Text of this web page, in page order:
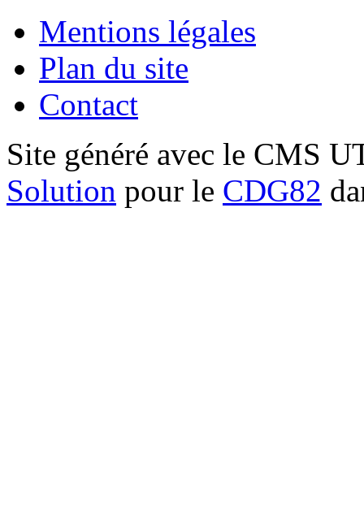
Mentions légales
Plan du site
Contact
Site généré avec le CMS
Solution pour le CDG82